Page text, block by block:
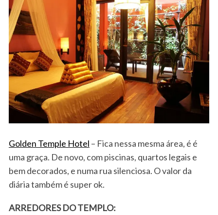
Golden Temple Hotel – Fica nessa mesma área, é é
uma graça. De novo, com piscinas, quartos legais e
bem decorados, e numa rua silenciosa. O valor da
diária também é super ok.
ARREDORES DO TEMPLO:
e